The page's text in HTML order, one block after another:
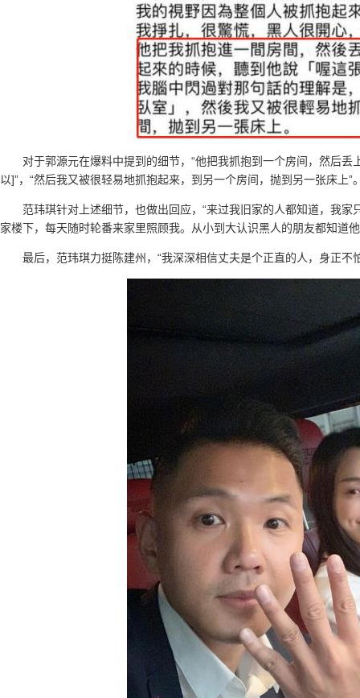
对于郭源元在爆料中提到的细节，“他把我抓抱到一个房间，然后
以]”，“然后我又被很轻易地抓抱起来，到另一个房间，抛到另一张床上”
范玮琪针对上述细节，也做出回应，“来过我旧家的人都知道，我
家楼下，每天随时轮番来家里照顾我。从小到大认识黑人的朋友都知道
最后，范玮琪力挺陈建州，“我深深相信丈夫是个正直的人，身正